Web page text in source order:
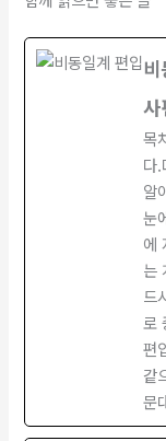
사
목
다
알
눈
에
는
드
로
편
같
문